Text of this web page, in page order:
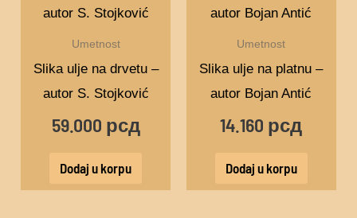
Umetnost
Slika ulje na drvetu –
autor S. Stojković
59.000 рсд
Dodaj u korpu
Umetnost
Slika ulje na platnu –
autor Bojan Antić
14.160 рсд
Dodaj u korpu